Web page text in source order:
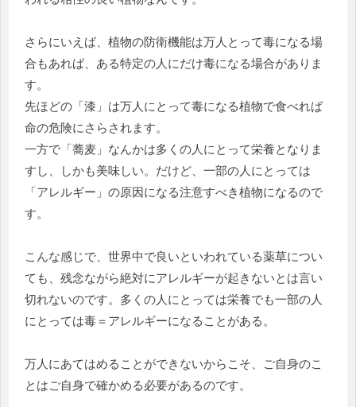
さらにいえば、植物の防衛機能は万人とって毒になる場
合もあれば、ある特定の人にだけ毒になる場合がありま
す。
先ほどの「漆」は万人にとって毒になる植物で食べれば
命の危険にさらされます。
一方で「蕎麦」なんかは多くの人にとって栄養となりま
すし、しかも美味しい。だけど、一部の人にとっては
「アレルギー」の原因になる注意すべき植物になるので
す。
こんな感じで、世界中で良いといわれている薬草につい
ても、残念ながら絶対にアレルギーが起きないとは言い
切れないのです。多くの人にとっては栄養でも一部の人
にとっては毒＝アレルギーになることがある。
万人にあてはめることができないからこそ、ご自身のこ
とはご自身で確かめる必要があるのです。